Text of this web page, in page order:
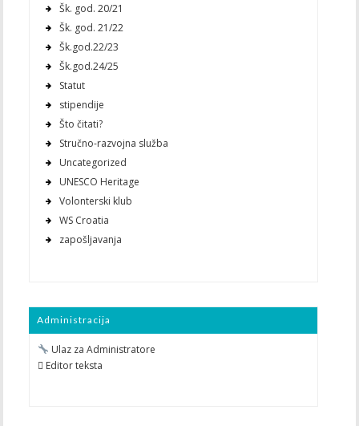
Šk. god. 20/21
Šk. god. 21/22
Šk.god.22/23
Šk.god.24/25
Statut
stipendije
Što čitati?
Stručno-razvojna služba
Uncategorized
UNESCO Heritage
Volonterski klub
WS Croatia
zapošljavanja
Administracija
Ulaz za Administratore
 Editor teksta